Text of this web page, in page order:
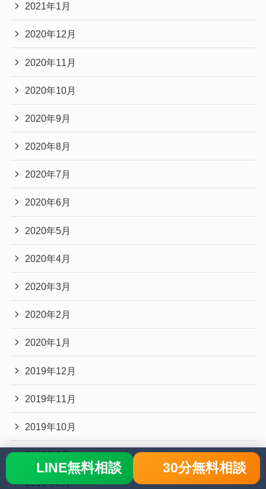
2021年1月
2020年12月
2020年11月
2020年10月
2020年9月
2020年8月
2020年7月
2020年6月
2020年5月
2020年4月
2020年3月
2020年2月
2020年1月
2019年12月
2019年11月
2019年10月
2019年9月
2019年8月
LINE無料相談 30分無料相談